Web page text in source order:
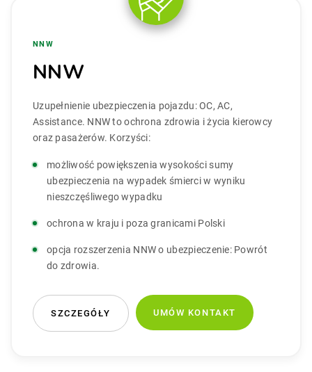
NNW
NNW
Uzupełnienie ubezpieczenia pojazdu: OC, AC,
Assistance. NNW to ochrona zdrowia i życia kierowcy
oraz pasażerów. Korzyści:
możliwość powiększenia wysokości sumy
ubezpieczenia na wypadek śmierci w wyniku
nieszczęśliwego wypadku
ochrona w kraju i poza granicami Polski
opcja rozszerzenia NNW o ubezpieczenie: Powrót
do zdrowia.
SZCZEGÓŁY UMÓW KONTAKT